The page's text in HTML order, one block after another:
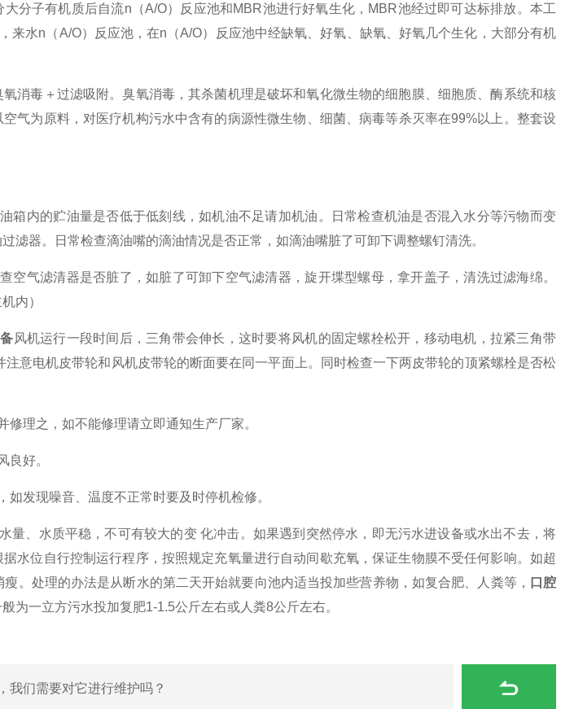
分子有机质后自流n（A/O）反应池和MBR池进行好氧生化，MBR池经过即可达标排放。本工
来水n（A/O）反应池，在n（A/O）反应池中经缺氧、好氧、缺氧、好氧几个生化，大部分有机
毒＋过滤吸附。臭氧消毒，其杀菌机理是破坏和氧化微生物的细胞膜、细胞质、酶系统和核
气为原料，对医疗机构污水中含有的病源性微生物、细菌、病毒等杀灭率在99%以上。整套设
内的贮油量是否低于低刻线，如机油不足请加机油。日常检查机油是否混入水分等污物而变
滤器。日常检查滴油嘴的滴油情况是否正常，如滴油嘴脏了可卸下调整螺钉清洗。
气滤清器是否脏了，如脏了可卸下空气滤清器，旋开堞型螺母，拿开盖子，清洗过滤海绵。
内）
风机运行一段时间后，三角带会伸长，这时要将风机的固定螺栓松开，移动电机，拉紧三角带
意电机皮带轮和风机皮带轮的断面要在同一平面上。同时检查一下两皮带轮的顶紧螺栓是否松
理之，如不能修理请立即通知生产厂家。
好。
发现噪音、温度不正常时要及时停机检修。
、水质平稳，不可有较大的变 化冲击。如果遇到突然停水，即无污水进设备或水出不去，将
水位自行控制运行程序，按照规定充氧量进行自动间歇充氧，保证生物膜不受任何影响。如超
。处理的办法是从断水的第二天开始就要向池内适当投加些营养物，如复合肥、人粪等， 口腔
为一立方污水投加复肥1-1.5公斤左右或人粪8公斤左右。
我们需要对它进行维护吗？